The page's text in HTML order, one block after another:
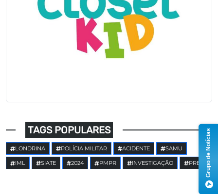
TAGS POPULARES
LONDRINA POLÍCIA MILITAR ACIDENTE SAMU
IML SIATE 2024 PMPR INVESTIGAÇÃO PRE Grupo de Notícias